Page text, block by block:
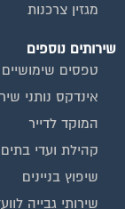
מגזין צרכנות
שירותים נוספים
טפסים שימושיים
אינדקס נותני
המוקד לדייר
קהילת ועדי
שיפוץ בניינים
שירותי גבייה